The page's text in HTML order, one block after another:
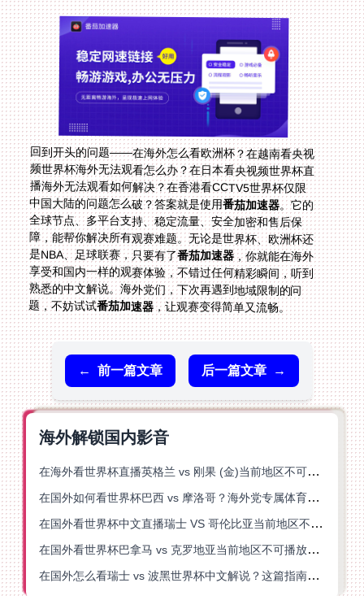
回到开头的问题——在海外怎么看欧洲杯？在越南看央视
频世界杯海外无法观看怎么办？在日本看央视频世界杯直
播海外无法观看如何解决？在香港看CCTV5世界杯仅限
中国大陆的问题怎么破？答案就是使用番茄加速器。它的
全球节点、多平台支持、稳定流量、安全加密和售后保
障，能帮你解决所有观赛难题。无论是世界杯、欧洲杯还
是NBA、足球联赛，只要有了番茄加速器，你就能在海外
享受和国内一样的观赛体验，不错过任何精彩瞬间，听到
熟悉的中文解说。海外党们，下次再遇到地域限制的问
题，不妨试试番茄加速器，让观赛变得简单又流畅。
← 前一篇文章 后一篇文章 →
海外解锁国内影音
在海外看世界杯直播英格兰 vs 刚果 (金)当前地区不可播放？这篇指南帮你突破所有限制
在国外如何看世界杯巴西 vs 摩洛哥？海外党专属体育观赛指南来了
在国外看世界杯中文直播瑞士 VS 哥伦比亚当前地区不可播放？这篇指南帮你搞定
在国外看世界杯巴拿马 vs 克罗地亚当前地区不可播放？这篇指南帮你轻松解决海外体育直播难题
在国外怎么看瑞士 vs 波黑世界杯中文解说？这篇指南帮你搞定所有地区限制问题